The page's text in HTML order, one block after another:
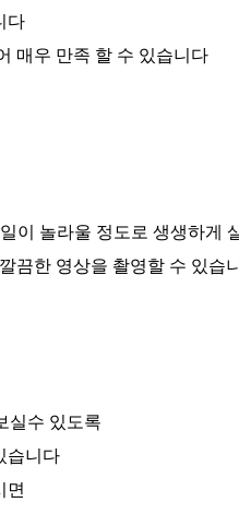
다
매우 만족 할 수 있습니다
이 놀라울 정도로 생생하게
끔한 영상을 촬영할 수 있습
실수 있도록
습니다
면